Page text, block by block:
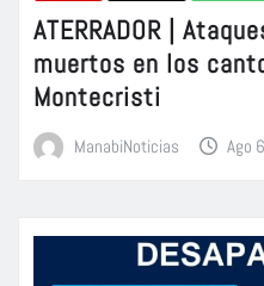
ATERRADOR |
muertos en los
Montecristi
ManabiNoticias Ago